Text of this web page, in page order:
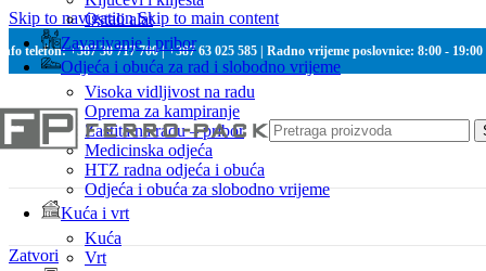
Skip to navigationSkip to main content
telefon: +387 30 717 700 | +387 63 025 585 | Radno vrijeme poslovnice: 8:00 - 19:00
Ostali alat
Zavarivanje i pribor
Odjeća i obuća za rad i slobodno vrijeme
Visoka vidljivost na radu
Oprema za kampiranje
Zaštita na radu – pribor
Medicinska odjeća
HTZ radna odjeća i obuća
Odjeća i obuća za slobodno vrijeme
Kuća i vrt
Kuća
Vrt
Zatvori